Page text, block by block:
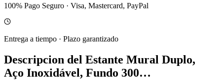
100% Pago Seguro · Visa, Mastercard, PayPal
Entrega a tiempo · Plazo garantizado
Descripcion del Estante Mural Duplo,
Aço Inoxidável, Fundo 300…